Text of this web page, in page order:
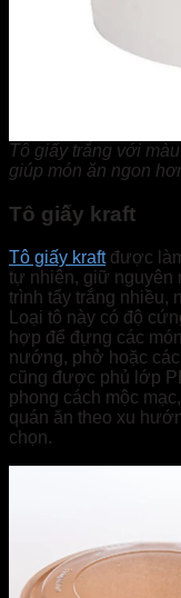
Tô giấy trắng với
giúp món ăn ngon
Tô giấy kraft
Tô giấy kraftđược
tự nhiên, giữ nguyên
trình tẩy trắng nhiều,
Loại tô này có độ
hợp để đựng các
nướng, phở hoặc
cũng được phủ lớp
phong cách mộc
quán ăn theo xu
chọn.